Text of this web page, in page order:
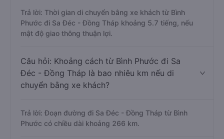
Trả lời: Thời gian di chuyển bằng xe khách từ Bình
Phước đi Sa Đéc - Đồng Tháp khoảng 5.7 tiếng, nếu
mật độ giao thông thuận lợi.
Câu hỏi: Khoảng cách từ Bình Phước đi Sa
Đéc - Đồng Tháp là bao nhiêu km nếu di
chuyển bằng xe khách?
Trả lời: Đoạn đường đi Sa Đéc - Đồng Tháp từ Bình
Phước có chiều dài khoảng 266 km.